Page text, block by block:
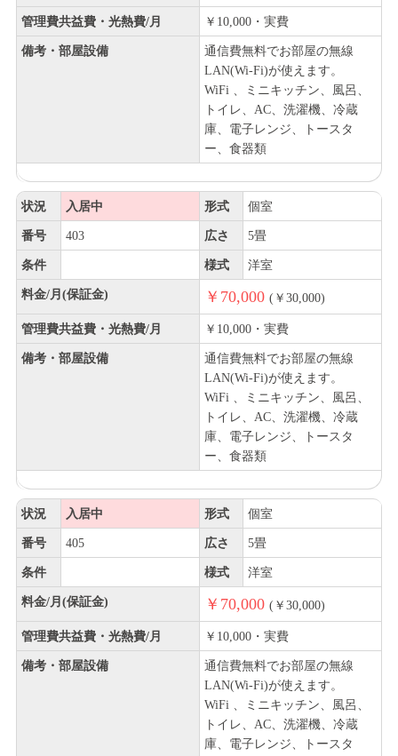
管理費共益費・光熱費/月 ￥10,000・実費
備考・部屋設備
通信費無料でお部屋の無線
LAN(Wi-Fi)が使えます。
WiFi 、ミニキッチン、風呂、
トイレ、AC、洗濯機、冷蔵
庫、電子レンジ、トースタ
ー、食器類
状況 入居中 形式 個室
番号 403 広さ 5畳
条件 様式 洋室
料金/月(保証金) ￥70,000 (￥30,000)
管理費共益費・光熱費/月 ￥10,000・実費
備考・部屋設備
通信費無料でお部屋の無線
LAN(Wi-Fi)が使えます。
WiFi 、ミニキッチン、風呂、
トイレ、AC、洗濯機、冷蔵
庫、電子レンジ、トースタ
ー、食器類
状況 入居中 形式 個室
番号 405 広さ 5畳
条件 様式 洋室
料金/月(保証金) ￥70,000 (￥30,000)
管理費共益費・光熱費/月 ￥10,000・実費
備考・部屋設備
通信費無料でお部屋の無線
LAN(Wi-Fi)が使えます。
WiFi 、ミニキッチン、風呂、
トイレ、AC、洗濯機、冷蔵
庫、電子レンジ、トースタ